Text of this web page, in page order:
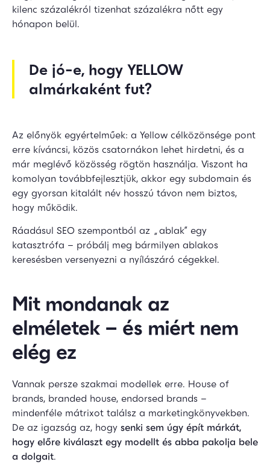
kilenc százalékról tizenhat százalékra nőtt egy
hónapon belül.
De jó-e, hogy YELLOW
almárkaként fut?
Az előnyök egyértelműek: a Yellow célközönsége pont
erre kíváncsi, közös csatornákon lehet hirdetni, és a
már meglévő közösség rögtön használja. Viszont ha
komolyan továbbfejlesztjük, akkor egy subdomain és
egy gyorsan kitalált név hosszú távon nem biztos,
hogy működik.
Ráadásul SEO szempontból az „ablak” egy
katasztrófa – próbálj meg bármilyen ablakos
keresésben versenyezni a nyílászáró cégekkel.
Mit mondanak az
elméletek – és miért nem
elég ez
Vannak persze szakmai modellek erre. House of
brands, branded house, endorsed brands –
mindenféle mátrixot találsz a marketingkönyvekben.
De az igazság az, hogy senki sem úgy épít márkát,
hogy előre kiválaszt egy modellt és abba pakolja bele
a dolgait.